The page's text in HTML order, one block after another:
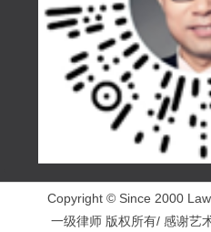
Copyright © Since 2000
一级律师 版权所有/ 感谢艺